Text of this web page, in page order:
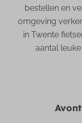
bestellen en
omgeving
in Twente
aantal